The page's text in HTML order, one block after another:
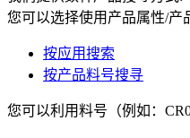
您可以选择使用产品属性/产
按应用搜索
按产品料号搜寻
您可以利用料号（例如：